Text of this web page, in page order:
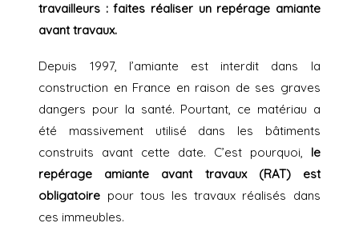
travailleurs : faites réaliser un repérage amiante
avant travaux.
Depuis 1997, l’amiante est interdit dans la
construction en France en raison de ses graves
dangers pour la santé. Pourtant, ce matériau a
été massivement utilisé dans les bâtiments
construits avant cette date. C’est pourquoi, le
repérage amiante avant travaux (RAT) est
obligatoire pour tous les travaux réalisés dans
ces immeubles.